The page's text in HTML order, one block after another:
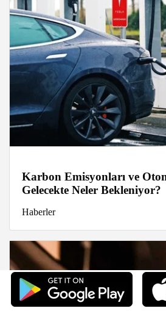
Karbon Emisyonları ve
Gelecekte Neler Bekleniyor?
Haberler